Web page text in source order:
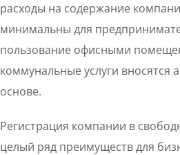
расходы на содержание
минимальны для
пользование офисными
коммунальные услуги вносятся
основе.
Регистрация компании в
целый ряд преимуществ для